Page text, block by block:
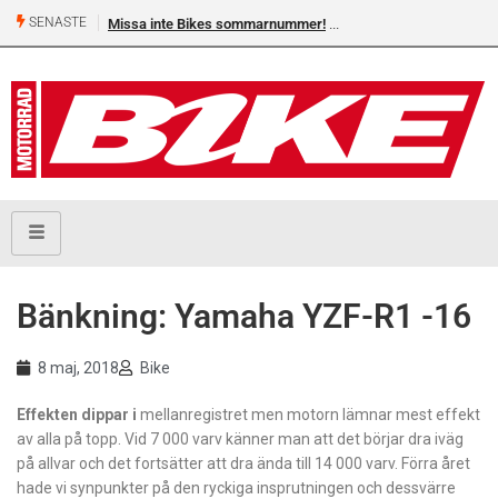
SENASTE Missa inte Bikes sommarnummer!
Bänkning: Yamaha YZF-R1 -16
8 maj, 2018 Bike
Effekten dippar i mellanregistret men motorn lämnar mest effekt
av alla på topp. Vid 7 000 varv känner man att det börjar dra iväg
på allvar och det fortsätter att dra ända till 14 000 varv. Förra året
hade vi synpunkter på den ryckiga insprutningen och dessvärre